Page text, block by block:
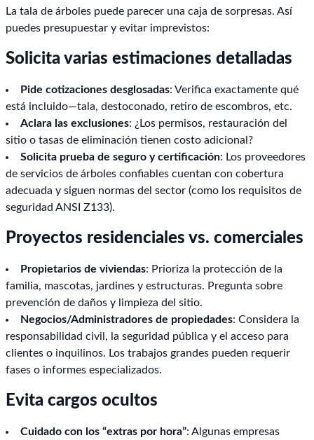
La tala de árboles puede parecer una caja de sorpresas. Así
puedes presupuestar y evitar imprevistos:
Solicita varias estimaciones detalladas
Pide cotizaciones desglosadas: Verifica exactamente qué
está incluido—tala, destoconado, retiro de escombros, etc.
Aclara las exclusiones: ¿Los permisos, restauración del
sitio o tasas de eliminación tienen costo adicional?
Solicita prueba de seguro y certificación: Los proveedores
de servicios de árboles confiables cuentan con cobertura
adecuada y siguen normas del sector (como los requisitos de
seguridad ANSI Z133).
Proyectos residenciales vs. comerciales
Propietarios de viviendas: Prioriza la protección de la
familia, mascotas, jardines y estructuras. Pregunta sobre
prevención de daños y limpieza del sitio.
Negocios/Administradores de propiedades: Considera la
responsabilidad civil, la seguridad pública y el acceso para
clientes o inquilinos. Los trabajos grandes pueden requerir
fases o informes especializados.
Evita cargos ocultos
Cuidado con los “extras por hora”: Algunas empresas